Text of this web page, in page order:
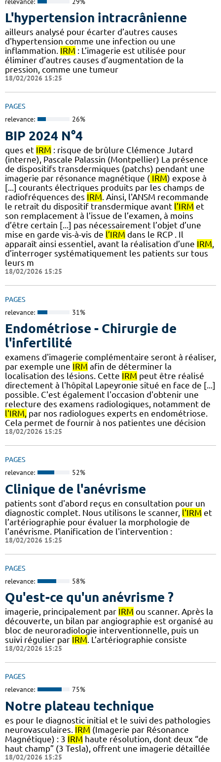
L'hypertension intracrânienne
ailleurs analysé pour écarter d’autres causes
d'hypertension comme une infection ou une
inflammation. IRM : L’imagerie est utilisée pour
éliminer d’autres causes d’augmentation de la
pression, comme une tumeur
18/02/2026 15:25
PAGES
relevance: 26%
BIP 2024 N°4
ques et IRM : risque de brûlure Clémence Jutard
(interne), Pascale Palassin (Montpellier) La présence
de dispositifs transdermiques (patchs) pendant une
imagerie par résonance magnétique ( IRM) expose à
[...] courants électriques produits par les champs de
radiofréquences des IRM . Ainsi, l'ANSM recommande
le retrait du dispositif transdermique avant l’IRM et
son remplacement à l’issue de l’examen, à moins
d’être certain [...] pas nécessairement l’objet d’une
mise en garde vis-à-vis de l’IRM dans le RCP . Il
apparaît ainsi essentiel, avant la réalisation d’une IRM
d’interroger systématiquement les patients sur tous
leurs m
18/02/2026 15:25
PAGES
relevance: 31%
Endométriose - Chirurgie de
l'infertilité
examens d'imagerie complémentaire seront à réaliser,
par exemple une IRM afin de déterminer la
localisation des lésions. Cette IRM peut être réalisé
directement à l'hôpital Lapeyronie situé en face de [...]
possible. C'est également l'occasion d'obtenir une
relecture des examens radiologiques, notamment de
l'IRM, par nos radiologues experts en endométriose.
Cela permet de fournir à nos patientes une décision
18/02/2026 15:25
PAGES
relevance: 52%
Clinique de l'anévrisme
patients sont d'abord reçus en consultation pour un
diagnostic complet. Nous utilisons le scanner, l'IRM et
l’artériographie pour évaluer la morphologie de
l’anévrisme. Planification de l'intervention :
18/02/2026 15:25
PAGES
relevance: 58%
Qu'est-ce qu'un anévrisme ?
imagerie, principalement par IRM ou scanner. Après la
découverte, un bilan par angiographie est organisé au
bloc de neuroradiologie interventionnelle, puis un
suivi régulier par IRM. L’artériographie consiste
18/02/2026 15:25
PAGES
relevance: 75%
Notre plateau technique
es pour le diagnostic initial et le suivi des pathologies
neurovasculaires. IRM (Imagerie par Résonance
Magnétique) : 3 IRM haute résolution, dont deux “de
haut champ” (3 Tesla), offrent une imagerie détaillée
18/02/2026 15:25